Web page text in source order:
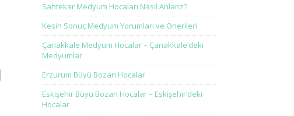
Sahtekar Medyum Hocaları Nasıl Anlarız?
Kesin Sonuç Medyum Yorumları ve Önerileri
Çanakkale Medyum Hocalar – Çanakkale’deki
Medyumlar
Erzurum Büyü Bozan Hocalar
Eskişehir Büyü Bozan Hocalar – Eskişehir’deki
Hocalar